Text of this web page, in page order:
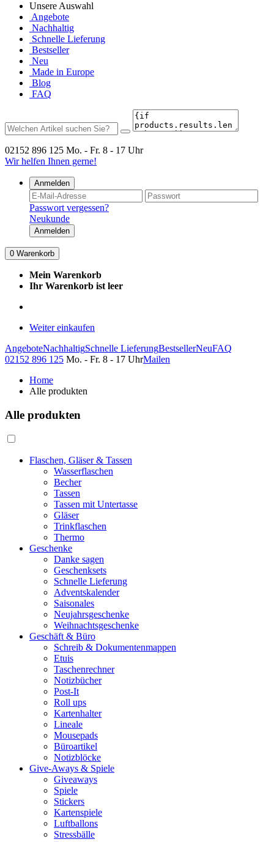
Unsere Auswahl
Angebote
Nachhaltig
Schnelle Lieferung
Bestseller
Neu
Made in Europe
Blog
FAQ
02152 896 125 Mo. - Fr. 8 - 17 Uhr
Wir helfen Ihnen gerne!
Anmelden
Passwort vergessen?
Neukunde
Anmelden
0 Warenkorb
Mein Warenkorb
Ihr Warenkorb ist leer
Weiter einkaufen
AngeboteNachhaltigSchnelle LieferungBestsellerNeuFAQ
02152 896 125 Mo. - Fr. 8 - 17 UhrMailen
Home
Alle produkten
Alle produkten
Flaschen, Gläser & Tassen
Wasserflaschen
Becher
Tassen
Tassen mit Untertasse
Gläser
Trinkflaschen
Thermo
Geschenke
Danke sagen
Geschenksets
Schnelle Lieferung
Adventskalender
Saisonales
Neujahrsgeschenke
Weihnachtsgeschenke
Geschäft & Büro
Schreib & Dokumentenmappen
Etuis
Taschenrechner
Notizbücher
Post-It
Roll ups
Kartenhalter
Lineale
Mousepads
Büroartikel
Notizblöcke
Give-Aways & Spiele
Giveaways
Spiele
Stickers
Kartenspiele
Luftballons
Stressbälle